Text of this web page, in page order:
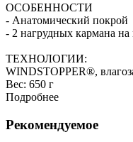
ОСОБЕННОСТИ
- Анатомический покрой
- 2 нагрудных кармана
ТЕХНОЛОГИИ:
WINDSTOPPER®,
Вес: 650 г
Подробнее
Рекомендуемое